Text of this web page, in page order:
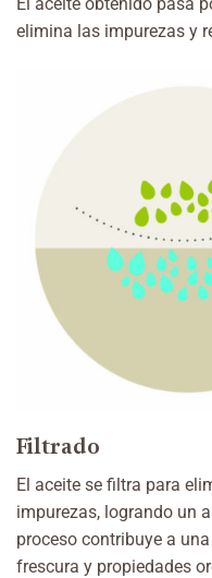
El aceite obtenido pasa
elimina las impurezas y
Filtrado
El aceite se filtra para
impurezas, logrando un
proceso contribuye a
frescura y propiedades